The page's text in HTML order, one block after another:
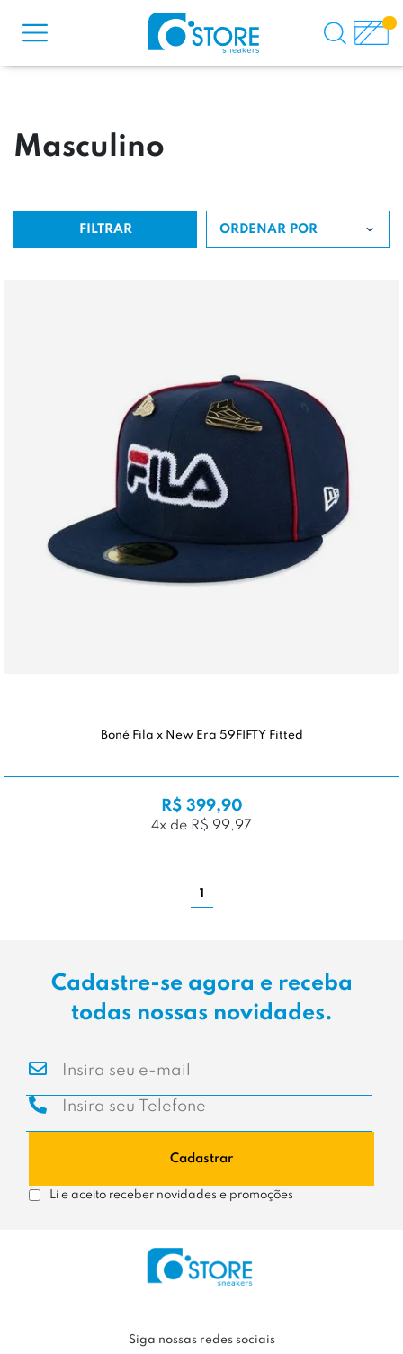
Masculino
FILTRAR ORDENAR POR
Boné Fila x New Era 59FIFTY Fitted
R$ 399,90
4x de R$ 99,97
1
Cadastre-se agora e receba
todas nossas novidades.
Cadastrar
Li e aceito receber novidades e promoções
Siga nossas redes sociais